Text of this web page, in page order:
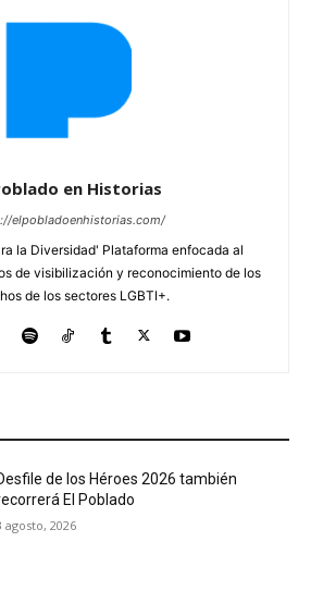
en Historias
elpobladoenhistorias.com/
la Diversidad' Plataforma enfocada al
de visibilización y reconocimiento de los
de los sectores LGBTI+.
de los Héroes 2026 también
El Poblado
agosto, 2026